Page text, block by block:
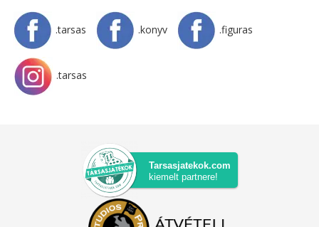
.tarsas .konyv .figuras
.tarsas
Tarsasjatekok.com
kiemelt partnere!